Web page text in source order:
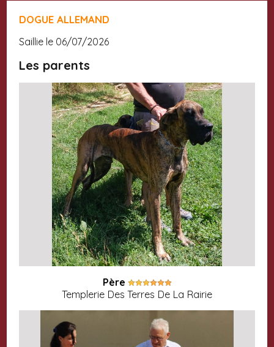
DOGUE ALLEMAND
saillie le 06/07/2026
Les parents
Père
Templerie Des Terres De La Rairie